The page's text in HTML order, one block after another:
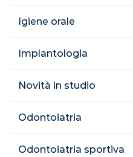
Igiene orale
Implantologia
Novità in studio
Odontoiatria
Odontoiatria sportiva